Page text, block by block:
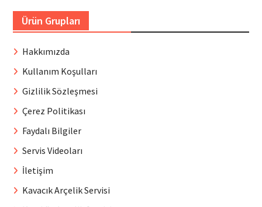
Ürün Grupları
Hakkımızda
Kullanım Koşulları
Gizlilik Sözleşmesi
Çerez Politikası
Faydalı Bilgiler
Servis Videoları
İletişim
Kavacık Arçelik Servisi